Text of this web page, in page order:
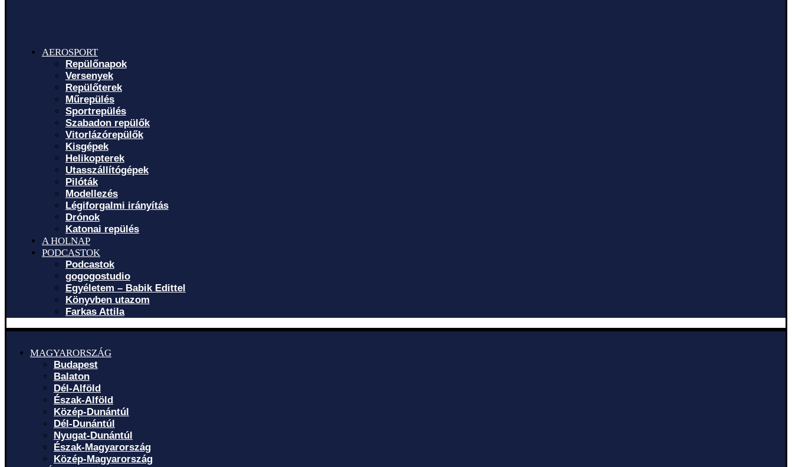
AEROSPORT
Repülőnapok
Versenyek
Repülőterek
Műrepülés
Sportrepülés
Szabadon repülők
Vitorlázórepülők
Kisgépek
Helikopterek
Utasszállítógépek
Pilóták
Modellezés
Légiforgalmi irányítás
Drónok
Katonai repülés
A HOLNAP
PODCASTOK
Podcastok
gogogostudio
Egyéletem – Babik Edittel
Könyvben utazom
Farkas Attila
MAGYARORSZÁG
Budapest
Balaton
Dél-Alföld
Észak-Alföld
Közép-Dunántúl
Dél-Dunántúl
Nyugat-Dunántúl
Észak-Magyarország
Közép-Magyarország